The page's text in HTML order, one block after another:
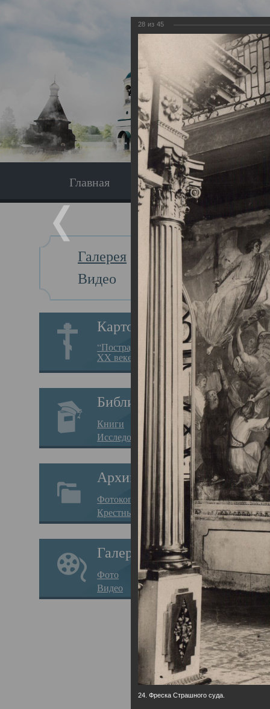
Главная Экскурсия
Галерея
Видео
Картотека
“Пострадавшие за веру в
XX веке на Севере”
Библиотека
Книги
Исследования
Архив
Фотокопии дел
Крестные ходы
Галерея
Фото
Видео
Главная
28 из 45
24. Фреска Страшного суда.